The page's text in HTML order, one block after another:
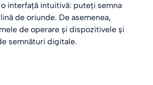
interfață intuitivă: puteți semna
de oriunde. De asemenea,
de operare și dispozitivele și
semnături digitale.